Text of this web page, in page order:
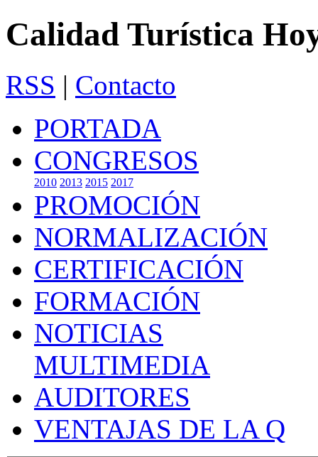
Calidad Turística
RSS | Contacto
PORTADA
CONGRESOS
2010 2013 2015 2017
PROMOCIÓN
NORMALIZACIÓN
CERTIFICACIÓN
FORMACIÓN
NOTICIAS
MULTIMEDIA
AUDITORES
VENTAJAS DE LA Q